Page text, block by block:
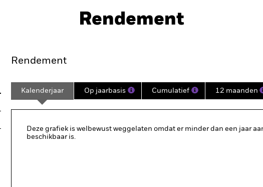
Kerngegevens Managers
Rendement
Rendement
Kalenderjaar Op jaarbasis Cumulatief 12 maanden
Deze grafiek is welbewust weggelaten omdat er minder dan een jaar
beschikbaar is.